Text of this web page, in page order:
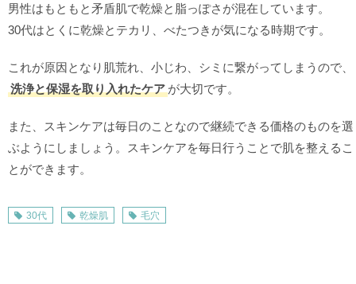
男性はもともと矛盾肌で乾燥と脂っぽさが混在しています。
30代はとくに乾燥とテカリ、べたつきが気になる時期です。
これが原因となり肌荒れ、小じわ、シミに繋がってしまうので、
洗浄と保湿を取り入れたケア が大切です。
また、スキンケアは毎日のことなので継続できる価格のものを選
ぶようにしましょう。スキンケアを毎日行うことで肌を整えるこ
とができます。
30代 乾燥肌 毛穴